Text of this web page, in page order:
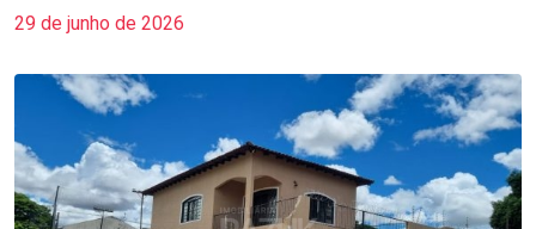
29 de junho de 2026